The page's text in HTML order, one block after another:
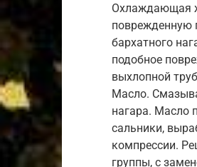
Охлаждающая
поврежденную
бархатного
подобное
выхлопной
Масло.
нагара. Масло
сальники,
компрессии.
группы, с